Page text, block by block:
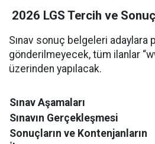
2026 LGS Tercih ve
Sınav sonuç belgeleri adaylara
gönderilmeyecek, tüm ilanlar
üzerinden yapılacak.
Sınav Aşamaları
Sınavın Gerçekleşmesi
Sonuçların ve Kontenjanların